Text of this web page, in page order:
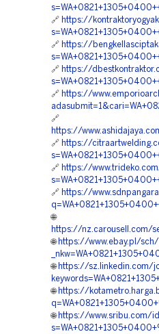
🔗 https://
🔗 https://
🔗 https://
🔗 https://
🔗
https://
🔗 https://
🔗 https://
🔗 https://
🌐
https://nz.carousell.com/
🌐 https://www.ebay.pl/sch/
🌐 https://sz.linkedin.com/
🌐 https://
🌐 https://www.sribu.com/